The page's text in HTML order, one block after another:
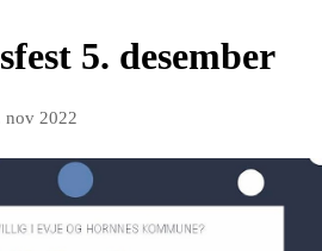
5. desember
nov 2022